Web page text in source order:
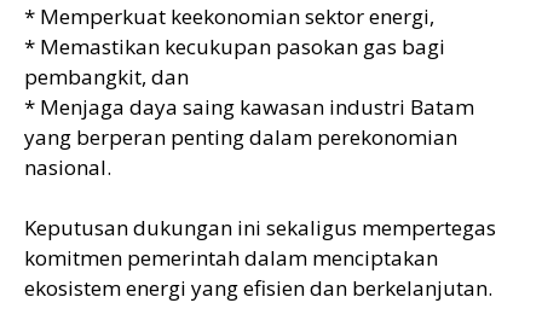
* Memperkuat keekonomian sektor energi,
* Memastikan kecukupan pasokan gas bagi
pembangkit, dan
* Menjaga daya saing kawasan industri Batam
yang berperan penting dalam perekonomian
nasional.
Keputusan dukungan ini sekaligus mempertegas
komitmen pemerintah dalam menciptakan
ekosistem energi yang efisien dan berkelanjutan.